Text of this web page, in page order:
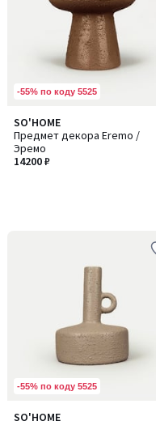
-55% по коду 5525
SO'HOME
Предмет декора Eremo /
Эремо
14200 ₽
-55% по коду 5525
SO'HOME